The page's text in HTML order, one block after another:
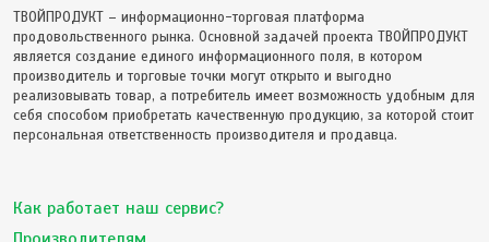
ТВОЙПРОДУКТ – информационно-торговая платформа
продовольственного рынка. Основной задачей проекта ТВОЙПРОДУКТ
является создание единого информационного поля, в котором
производитель и торговые точки могут открыто и выгодно
реализовывать товар, а потребитель имеет возможность удобным для
себя способом приобретать качественную продукцию, за которой стоит
персональная ответственность производителя и продавца.
Как работает наш сервис?